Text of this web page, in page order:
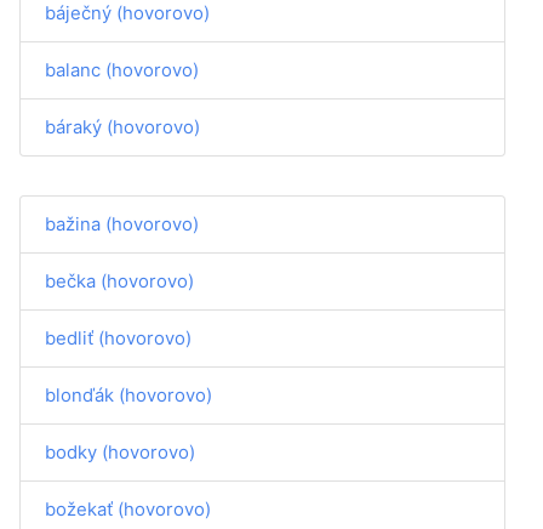
báječný (hovorovo)
balanc (hovorovo)
báraký (hovorovo)
bažina (hovorovo)
bečka (hovorovo)
bedliť (hovorovo)
blonďák (hovorovo)
bodky (hovorovo)
božekať (hovorovo)